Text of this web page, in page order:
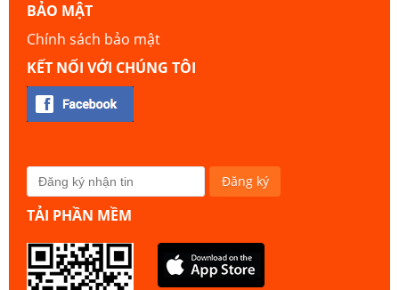
BẢO MẬT
Chính sách bảo mật
KẾT NỐI VỚI CHÚNG TÔI
TẢI PHẦN MỀM